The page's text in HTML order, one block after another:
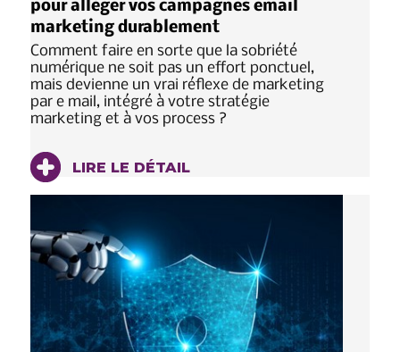
pour alléger vos campagnes email
marketing durablement
Comment faire en sorte que la sobriété
numérique ne soit pas un effort ponctuel,
mais devienne un vrai réflexe de marketing
par e mail, intégré à votre stratégie
marketing et à vos process ?
LIRE LE DÉTAIL